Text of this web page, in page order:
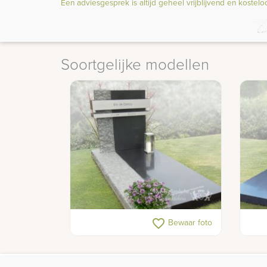
Soortgelijke modellen
Moderne design grafsteen
favorite_border Bewaar foto